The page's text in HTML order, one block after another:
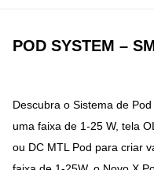
POD SYSTEM –
Descubra o Sistema de
uma faixa de 1-25 W, tela
ou DC MTL Pod para criar